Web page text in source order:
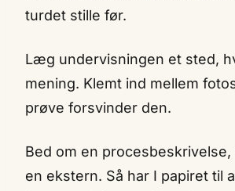
turdet stille før.
Læg undervisningen et sted,
mening. Klemt ind mellem
prøve forsvinder den.
Bed om en
en ekstern. Så har I papiret til